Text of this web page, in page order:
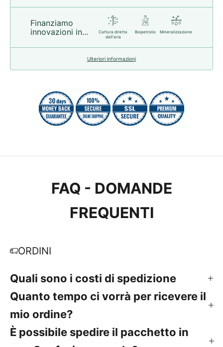
Finanziamo
innovazioni in...
Cattura diretta
dall'aria
Biopetrolio Mineralizzazione
Ulteriori informazioni
FAQ - DOMANDE
FREQUENTI
ORDINI
Quali sono i costi di spedizione
Quanto tempo ci vorrà per ricevere il
mio ordine?
È possibile spedire il pacchetto in